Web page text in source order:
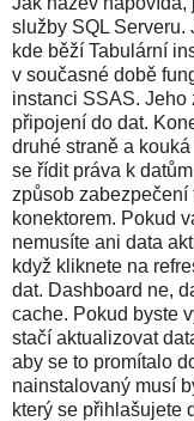
služby SQL Serveru.
kde běží Tabulární
v současné době
instanci SSAS.
připojení do dat.
druhé straně a
se řídit práva k
způsob zabezpečení
konektorem. Pokud
nemusíte ani data
když kliknete na
dat. Dashboard ne,
cache. Pokud byste
stačí aktualizovat
aby se to promítalo
nainstalovaný musí
který se přihlašujete